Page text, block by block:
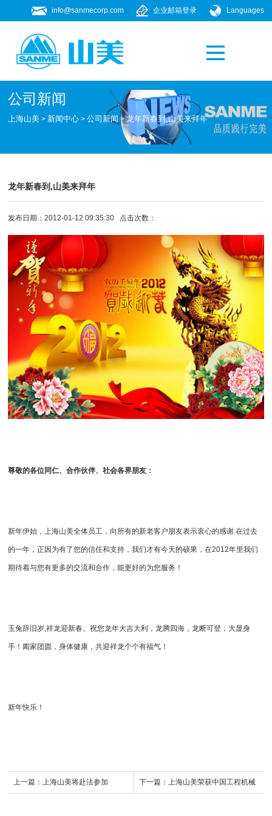
Languages
企业邮箱登录
info@sanmecorp.com
公司新闻
上海山美 > 新闻中心 >公司新闻 >龙年新春到,山美来拜年
龙年新春到,山美来拜年
发布日期：2012-01-12 09:35:30 点击次数：
尊敬的各位同仁、合作伙伴、社会各界朋友：
新年伊始， 上海山美全体员工，向所有的新老客户朋友表示衷心的感谢.在过去
的一年，正因为有了您的信任和支持，我们才有今天的硕果，在2012年里我们
期待着与您有更多的交流和合作，能更好的为您服务！
玉兔辞旧岁,祥龙迎新春。祝您龙年大吉大利，龙腾四海，龙断可登，大显身
手！阖家团圆，身体健康，共迎祥龙个个有福气！
新年快乐！
上一篇： 上海山美将赴法参加 下一篇： 上海山美荣获中国工程机械